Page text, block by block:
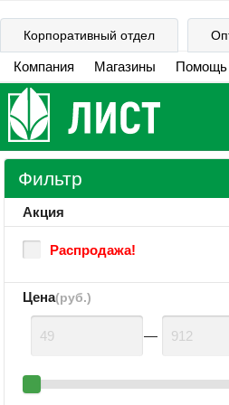
Корпоративный отдел
Компания Магазины Помощь
Фильтр
Акция
Распродажа!
Цена(руб.)
—